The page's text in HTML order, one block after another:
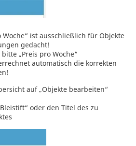
Woche“ ist ausschließlich für Objekte
gedacht!
„Preis pro Woche“
automatisch die korrekten
auf „Objekte bearbeiten“
oder den Titel des zu